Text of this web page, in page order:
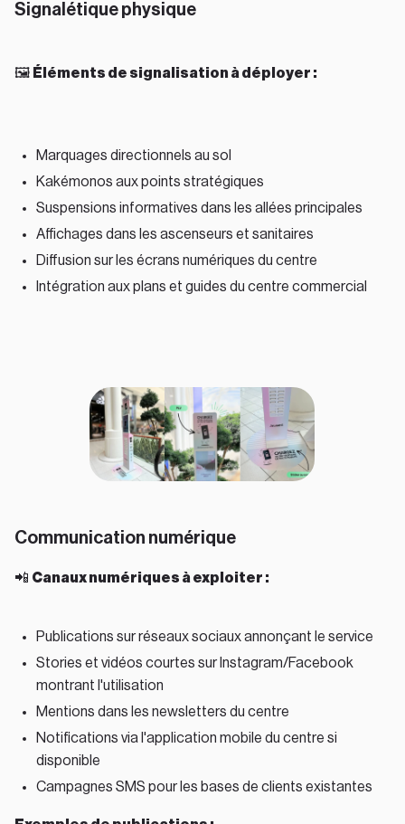
Signalétique physique
🖼 Éléments de signalisation à déployer :
Marquages directionnels au sol
Kakémonos aux points stratégiques
Suspensions informatives dans les allées principales
Affichages dans les ascenseurs et sanitaires
Diffusion sur les écrans numériques du centre
Intégration aux plans et guides du centre commercial
Communication numérique
📲 Canaux numériques à exploiter :
Publications sur réseaux sociaux annonçant le service
Stories et vidéos courtes sur Instagram/Facebook
montrant l'utilisation
Mentions dans les newsletters du centre
Notifications via l'application mobile du centre si
disponible
Campagnes SMS pour les bases de clients existantes